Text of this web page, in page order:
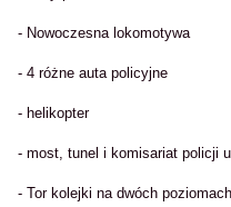
- Nowoczesna lokomotywa
- 4 różne auta policyjne
- helikopter
- most, tunel i komisariat policji
- Tor kolejki na dwóch poziomach